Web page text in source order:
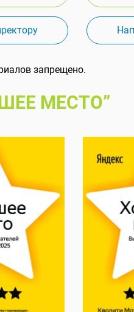
запрещено.
МЕСТО”